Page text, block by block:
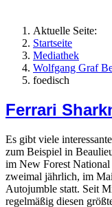
Aktuelle Seite:
Startseite
Mediathek
Wolfgang Graf
foedisch
Ferrari
Es gibt viele
zum Beispiel in
im New Forest
zweimal jährlich, im
Autojumble statt. Seit
regelmäßig diesen